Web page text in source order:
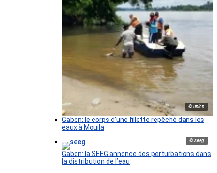
© union
Gabon: le corps d’une fillette repêché dans les
eaux à Mouila
© seeg
Gabon: la SEEG annonce des perturbations dans
la distribution de l’eau